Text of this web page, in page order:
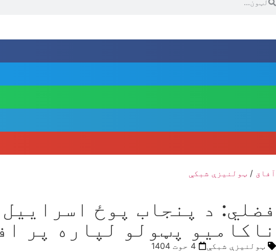
آفاق / ټولنیزې شبکې
فضلي: د پنجاب پوځ
ناکامیو پټولو لپاره پر
ټولنیزې شبکې 4 حوت 1404